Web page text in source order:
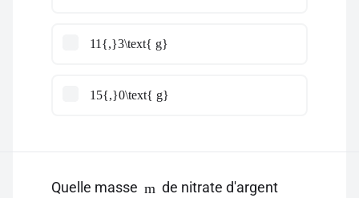
11{,}3\text{ g}
15{,}0\text{ g}
Quelle masse m de nitrate d'argent